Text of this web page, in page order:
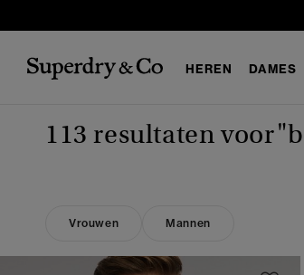
HEREN DAMES
113 resultaten voor
Vrouwen Mannen